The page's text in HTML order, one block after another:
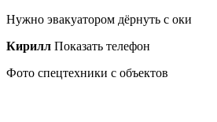
Нужно эвакуатором дёрнуть с оки
Кирилл Показать телефон
Фото спецтехники с объектов